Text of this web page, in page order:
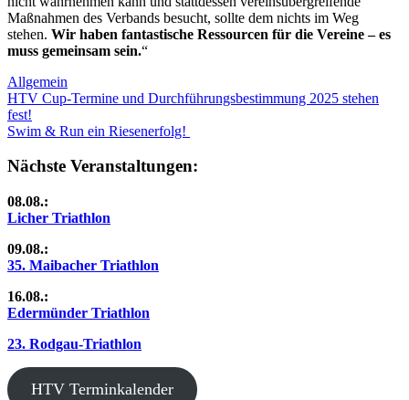
Maßnahmen des Verbands besucht, sollte dem nichts im Weg
stehen. Wir haben fantastische Ressourcen für die Vereine – es
muss gemeinsam sein.“
Allgemein
Beitragsnavigation
Vorheriger
Beitrag:
HTV Cup-Termine und Durchführungsbestimmung 2025 stehen
fest!
Nächster
Swim & Run ein Riesenerfolg!
Nächste Veranstaltungen:
08.08.:
Licher Triathlon
09.08.:
35. Maibacher Triathlon
16.08.:
Edermünder Triathlon
23. Rodgau-Triathlon
HTV Terminkalender